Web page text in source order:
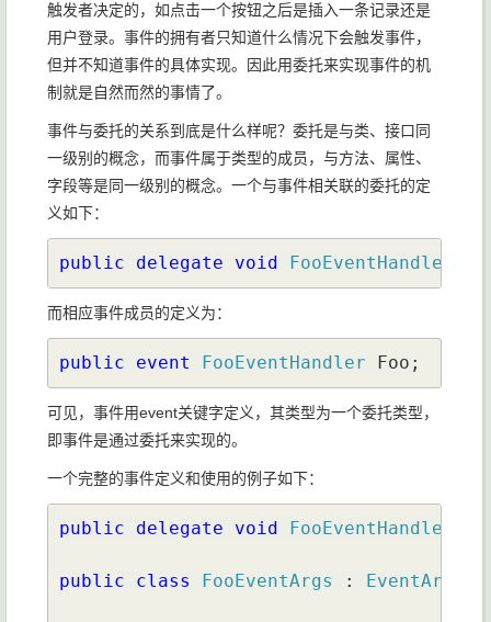
触发者决定的，如点击一个按钮之后是插入一条记录还是
用户登录。事件的拥有者只知道什么情况下会触发事件，
但并不知道事件的具体实现。因此用委托来实现事件的机
制就是自然而然的事情了。
事件与委托的关系到底是什么样呢？委托是与类、接口同
一级别的概念，而事件属于类型的成员，与方法、属性、
字段等是同一级别的概念。一个与事件相关联的委托的定
义如下：
public delegate void FooEventHandler
而相应事件成员的定义为：
public event FooEventHandler Foo;
可见，事件用event关键字定义，其类型为一个委托类型，
即事件是通过委托来实现的。
一个完整的事件定义和使用的例子如下：
public delegate void FooEventHandler
public class FooEventArgs : EventArgs